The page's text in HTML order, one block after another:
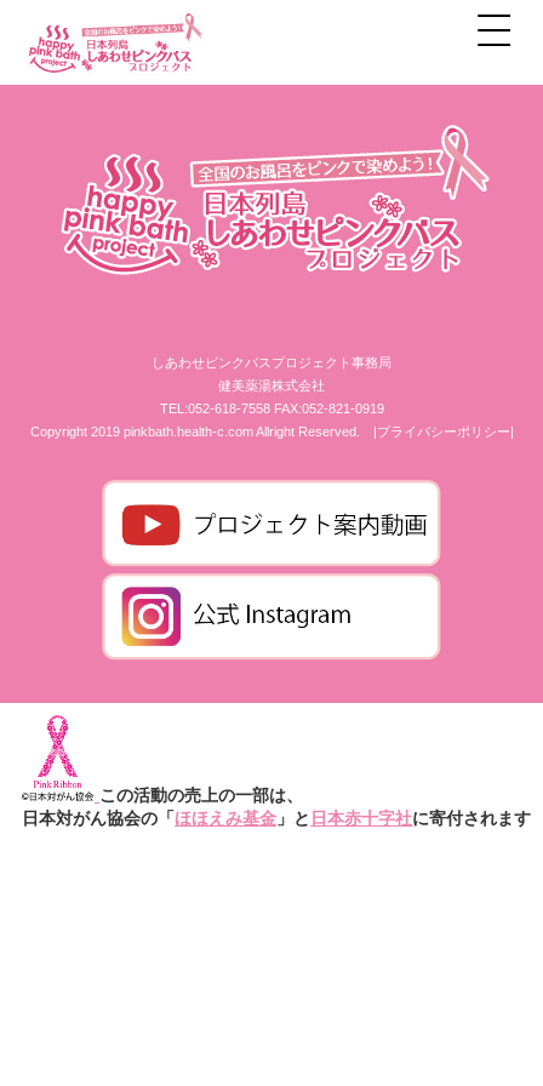
しあわせピンクバスプロジェクト事務局
健美薬湯株式会社
TEL:052-618-7558 FAX:052-821-0919
Copyright 2019 pinkbath.health-c.com Allright Reserved.
|プライバシーポリシー|
この活動の売上の一部は、
日本対がん協会の「ほほえみ基金 」と 日本赤十字社に寄付されます